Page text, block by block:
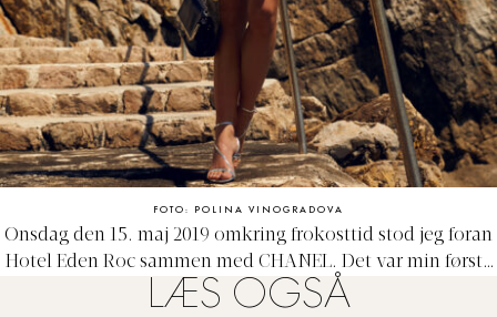
FOTO: POLINA VINOGRADOVA
Onsdag den 15. maj 2019 omkring frokosttid stod jeg foran
Hotel Eden Roc sammen med CHANEL. Det var min første
pressetur med CHANEL, og jeg var meget spændt på, hvad
LÆS OGSÅ